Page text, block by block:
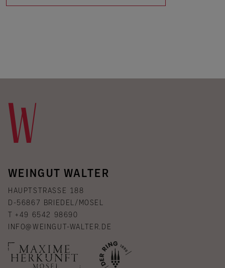
WEINGUT WALTER
HAUPTSTRASSE 188
D-56867 BRIEDEL/MOSEL
T +49 6542 98690
INFO@WEINGUT-WALTER.DE